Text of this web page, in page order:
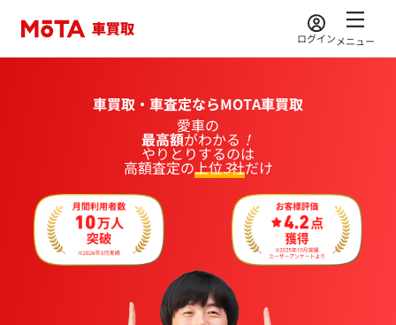
ログインメニュー
車買取・車査定ならMOTA車買取
愛車の
最高額がわかる ！
やりとりするのは
高額査定の上位3社だけ